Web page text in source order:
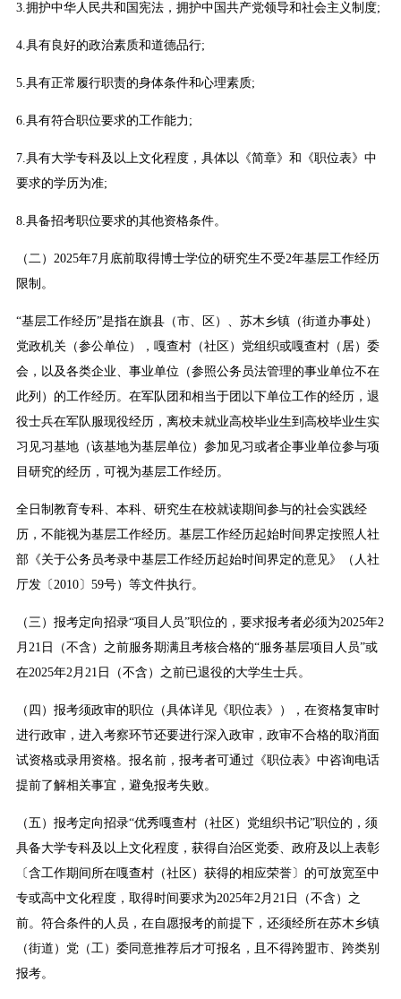
3.拥护中华人民共和国宪法，拥护中国共产党领导和社会主义制度;
4.具有良好的政治素质和道德品行;
5.具有正常履行职责的身体条件和心理素质;
6.具有符合职位要求的工作能力;
7.具有大学专科及以上文化程度，具体以《简章》和《职位表》中
要求的学历为准;
8.具备招考职位要求的其他资格条件。
（二）2025年7月底前取得博士学位的研究生不受2年基层工作经历
限制。
“基层工作经历”是指在旗县（市、区）、苏木乡镇（街道办事处）
党政机关（参公单位），嘎查村（社区）党组织或嘎查村（居）委
会，以及各类企业、事业单位（参照公务员法管理的事业单位不在
此列）的工作经历。在军队团和相当于团以下单位工作的经历，退
役士兵在军队服现役经历，离校未就业高校毕业生到高校毕业生实
习见习基地（该基地为基层单位）参加见习或者企事业单位参与项
目研究的经历，可视为基层工作经历。
全日制教育专科、本科、研究生在校就读期间参与的社会实践经
历，不能视为基层工作经历。基层工作经历起始时间界定按照人社
部《关于公务员考录中基层工作经历起始时间界定的意见》（人社
厅发〔2010〕59号）等文件执行。
（三）报考定向招录“项目人员”职位的，要求报考者必须为2025年2
月21日（不含）之前服务期满且考核合格的“服务基层项目人员”或
在2025年2月21日（不含）之前已退役的大学生士兵。
（四）报考须政审的职位（具体详见《职位表》），在资格复审时
进行政审，进入考察环节还要进行深入政审，政审不合格的取消面
试资格或录用资格。报名前，报考者可通过《职位表》中咨询电话
提前了解相关事宜，避免报考失败。
（五）报考定向招录“优秀嘎查村（社区）党组织书记”职位的，须
具备大学专科及以上文化程度，获得自治区党委、政府及以上表彰
〔含工作期间所在嘎查村（社区）获得的相应荣誉〕的可放宽至中
专或高中文化程度，取得时间要求为2025年2月21日（不含）之
前。符合条件的人员，在自愿报考的前提下，还须经所在苏木乡镇
（街道）党（工）委同意推荐后才可报名，且不得跨盟市、跨类别
报考。